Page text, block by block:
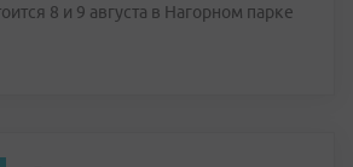
8 и 9 августа в Нагорном парке